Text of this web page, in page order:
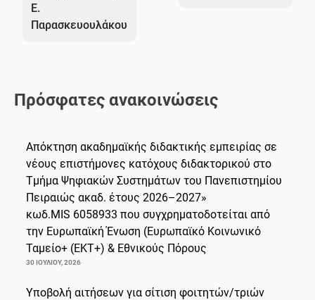
Ε.
Παρασκευουλάκου
Πρόσφατες ανακοινώσεις
Απόκτηση ακαδημαϊκής διδακτικής εμπειρίας σε
νέους επιστήμονες κατόχους διδακτορικού στο
Τμήμα Ψηφιακών Συστημάτων του Πανεπιστημίου
Πειραιώς ακαδ. έτους 2026–2027»
κωδ.MIS 6058933 που συγχρηματοδοτείται από
την Ευρωπαϊκή Ένωση (Ευρωπαϊκό Κοινωνικό
Ταμείο+ (ΕΚΤ+) & Εθνικούς Πόρους
30 ΙΟΥΛΊΟΥ, 2026
Υποβολή αιτήσεων για σίτιση φοιτητών/τριών